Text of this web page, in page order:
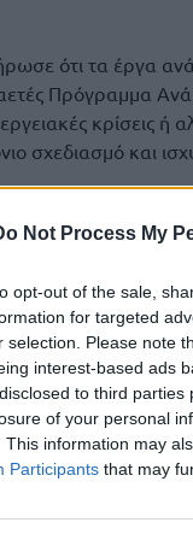
Not Process My
opt-out of the sale,
for targeted
selection. Please note
interest-based ads
to third
of your personal
This information may
Participants that may
ότι τα έργα
Πρόγραμμα
κρίσεις ή
σχεδιασμό και
έχει
επισημαίνοντας
από σχεδόν
και τη
που έχουμε ήδη
ότι, παρά τις
να
αποτελεσματικά
βάση του